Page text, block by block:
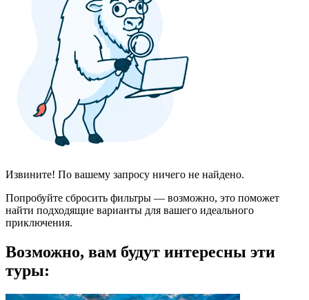
Извините! По вашему запросу ничего не найдено.
Попробуйте сбросить фильтры — возможно, это поможет
найти подходящие варианты для вашего идеального
приключения.
Возможно, вам будут интересны эти
туры: